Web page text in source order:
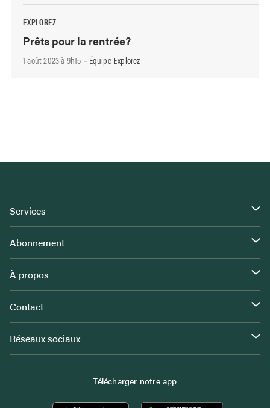
EXPLOREZ
Prêts pour la rentrée?
1 août 2023 à 9h15 - Équipe Explorez
Services
Abonnement
À propos
Contact
Réseaux sociaux
Télécharger notre app